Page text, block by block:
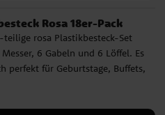
Rosa 18er-Pack
teilige rosa Plastikbesteck-Set
6 Gabeln und 6 Löffel. Es
perfekt für Geburtstage, Buffets,
einfach, praktisch und
€